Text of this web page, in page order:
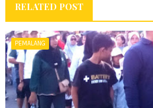
RELATED POST
PEMALANG